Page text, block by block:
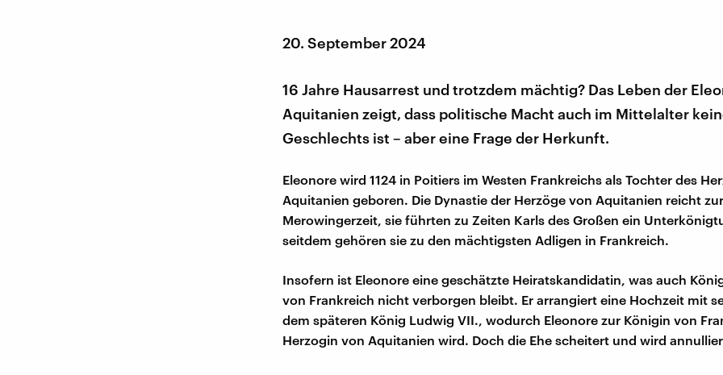
20. September 2024
16 Jahre Hausarrest und trotzdem mächtig? Das Leben der
Aquitanien zeigt, dass politische Macht auch im Mittelalter
Geschlechts ist – aber eine Frage der Herkunft.
Eleonore wird 1124 in Poitiers im Westen Frankreichs als Tochter des
Aquitanien geboren. Die Dynastie der Herzöge von Aquitanien reicht
Merowingerzeit, sie führten zu Zeiten Karls des Großen ein
seitdem gehören sie zu den mächtigsten Adligen in Frankreich.
Insofern ist Eleonore eine geschätzte Heiratskandidatin, was auch
von Frankreich nicht verborgen bleibt. Er arrangiert eine Hochzeit mit
dem späteren König Ludwig VII., wodurch Eleonore zur Königin von
Herzogin von Aquitanien wird. Doch die Ehe scheitert und wird